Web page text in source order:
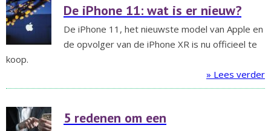
De iPhone 11: wat is er nieuw?
De iPhone 11, het nieuwste model van Apple en
de opvolger van de iPhone XR is nu officieel te
koop.
» Lees verder
5 redenen om een